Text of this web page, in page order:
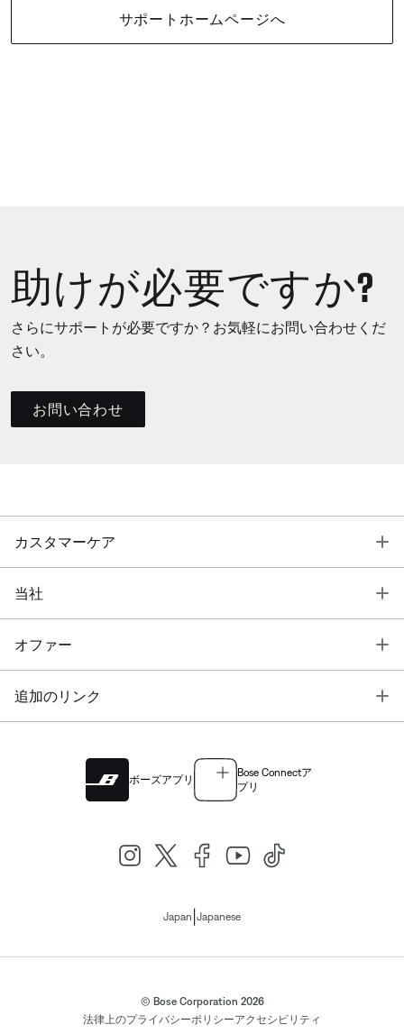
サポートホームページへ
助けが必要ですか?
さらにサポートが必要ですか？お気軽にお問い合わせくだ
さい。
お問い合わせ
カスタマーケア
当社
オファー
追加のリンク
ボーズアプリ
Bose Connectア
プリ
Japan Japanese
© Bose Corporation 2026
法律上のプライバシーポリシーアクセシビリティ